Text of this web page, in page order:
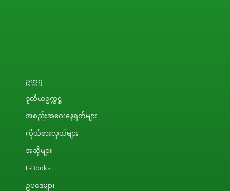
ဥက္ကဋ္ဌ
ဒုတိယဥက္ကဋ္ဌ
အစည်းအဝေးနေ့ရက်များ
ကိုယ်စားလှယ်များ
အဆိုများ
E-Books
ဥပဒေများ